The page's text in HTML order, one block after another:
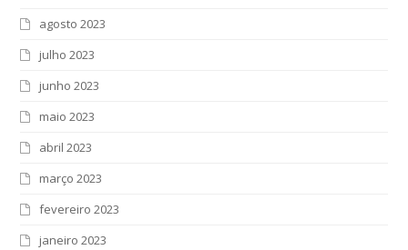
agosto 2023
julho 2023
junho 2023
maio 2023
abril 2023
março 2023
fevereiro 2023
janeiro 2023